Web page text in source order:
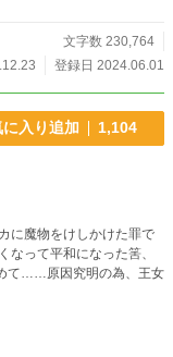
と離婚し、僕の子供を宿
から告げら
貴方と離婚
しくお願いします。
文字数 230,764
登録日 2024.06.01
に入り追加 1,104
て……原因究明の為、王女